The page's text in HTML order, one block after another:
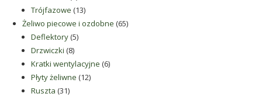
produkty
Trójfazowe 1313
produktów
Żeliwo piecowe i ozdobne 6565
Deflektory 55
Drzwiczki 88
produktów
Kratki wentylacyjne 66
Płyty żeliwne 1212
Ruszta 3131